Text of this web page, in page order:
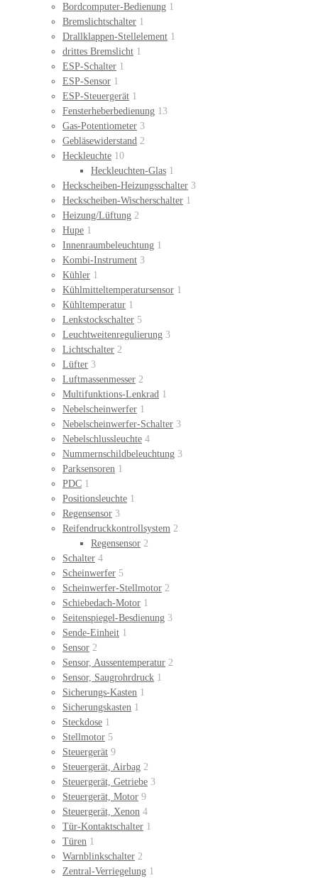
Bordcomputer-Bedienung 1
Bremslichtschalter 1
Drallklappen-Stellelement 1
drittes Bremslicht 1
ESP-Schalter 1
ESP-Sensor 1
ESP-Steuergerät 1
Fensterheberbedienung 13
Gas-Potentiometer 3
Gebläsewiderstand 2
Heckleuchte 10
Heckleuchten-Glas 1
Heckscheiben-Heizungsschalter 3
Heckscheiben-Wischerschalter 1
Heizung/Lüftung 2
Hupe 1
Innenraumbeleuchtung 1
Kombi-Instrument 3
Kühler 1
Kühlmitteltemperatursensor 1
Kühltemperatur 1
Lenkstockschalter 5
Leuchtweitenregulierung 3
Lichtschalter 2
Lüfter 3
Luftmassenmesser 2
Multifunktions-Lenkrad 1
Nebelscheinwerfer 1
Nebelscheinwerfer-Schalter 3
Nebelschlussleuchte 4
Nummernschildbeleuchtung 3
Parksensoren 1
PDC 1
Positionsleuchte 1
Regensensor 3
Reifendruckkontrollsystem 2
Regensensor 2
Schalter 4
Scheinwerfer 5
Scheinwerfer-Stellmotor 2
Schiebedach-Motor 1
Seitenspiegel-Besdienung 3
Sende-Einheit 1
Sensor 2
Sensor, Aussentemperatur 2
Sensor, Saugrohrdruck 1
Sicherungs-Kasten 1
Sicherungskasten 1
Steckdose 1
Stellmotor 5
Steuergerät 9
Steuergerät, Airbag 2
Steuergerät, Getriebe 3
Steuergerät, Motor 9
Steuergerät, Xenon 4
Tür-Kontaktschalter 1
Türen 1
Warnblinkschalter 2
Zentral-Verriegelung 1